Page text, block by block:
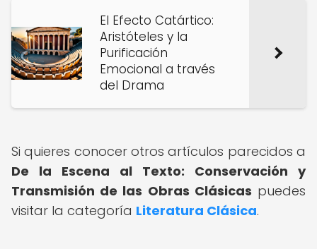
El Efecto Catártico:
Aristóteles y la
Purificación
Emocional a través
del Drama
Si quieres conocer otros artículos parecidos a
De la Escena al Texto: Conservación y
Transmisión de las Obras Clásicas puedes
visitar la categoría Literatura Clásica.